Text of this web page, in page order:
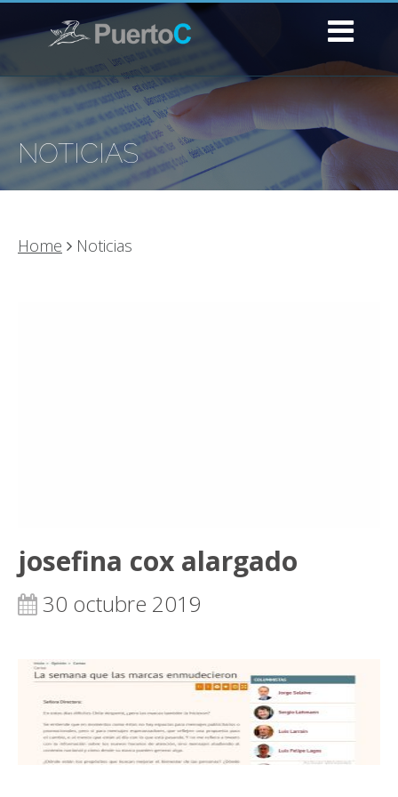
NOTICIAS
Home Noticias
josefina cox alargado
30 octubre 2019